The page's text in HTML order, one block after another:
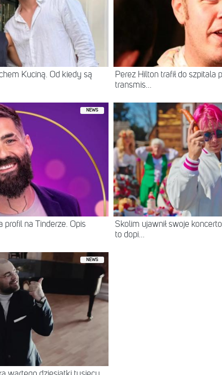
Kuciną. Od kiedy są
Perez Hilton trafił do szpitala
transmis...
NEWS
profil na Tinderze. Opis
Skolim ujawnił swoje
to dopi...
NEWS